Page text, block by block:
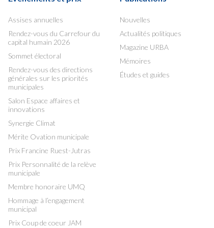
Assises annuelles
Rendez-vous du Carrefour du
capital humain 2026
Sommet électoral
Rendez-vous des directions
générales sur les priorités
municipales
Salon Espace affaires et
innovations
Synergie Climat
Mérite Ovation municipale
Prix Francine Ruest-Jutras
Prix Personnalité de la relève
municipale
Membre honoraire UMQ
Hommage à l’engagement
municipal
Prix Coup de coeur JAM
Nouvelles
Actualités politiques
Magazine URBA
Mémoires
Études et guides